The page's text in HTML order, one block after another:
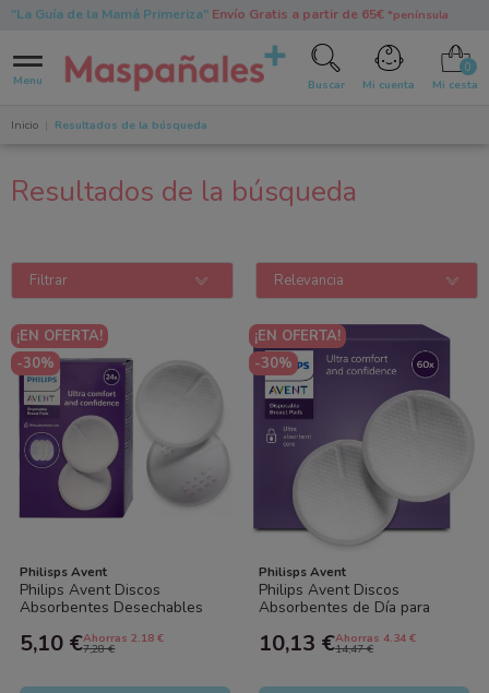
"La Guía de la Mamá Primeriza"Envío Gratis a partir de 65€ *península
Menu Buscar Mi cuenta Mi cesta
Inicio Resultados de la búsqueda
Resultados de la búsqueda
Filtrar Relevancia
¡EN OFERTA!
-30%
Philisps Avent
Philips Avent Discos
Absorbentes Desechables
5,10 €Ahorras 2.18 €
7,28 €
¡EN OFERTA!
-30%
Philisps Avent
Philips Avent Discos
Absorbentes de Día para
10,13 €Ahorras 4.34 €
14,47 €